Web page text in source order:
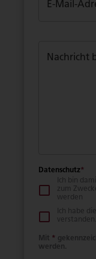
E-Mail-
Nachricht
Datenschutz*
Ich bin
zum
werden
Ich habe die
verstanden.
Mit *
werden.